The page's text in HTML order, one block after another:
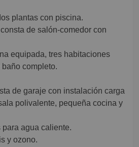
plantas con piscina.
de salón-comedor con
equipada, tres habitaciones
completo.
de garaje con instalación carga
polivalente, pequeña cocina y
para agua caliente.
y ozono.